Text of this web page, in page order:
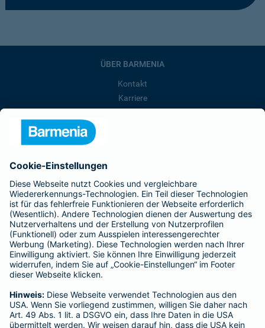
ÜBER BARMENIA
Kontakt
Karriere
Barmenia ist Teil der BarmeniaGothaer
BELIEBTE SEITEN
Kranken-Zusatzversicherung
Tierversicherungen
Haftpflichtversicherung
Hausratversicherung
Adresse ändern
Schaden melden